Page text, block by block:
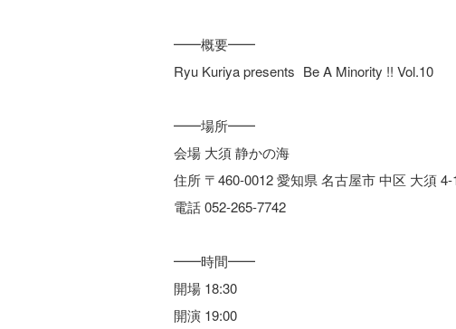
━━概要━━
Ryu Kuriya presents Be A Minority !! Vol.10
━━場所━━
会場 大須 静かの海
住所 〒460-0012 愛知県 名古屋市 中区 大須
電話 052-265-7742
━━時間━━
開場 18:30
開演 19:00